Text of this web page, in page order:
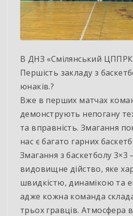
В ДНЗ «Смілянський
Першість закладу з
юнаків.?
Вже в перших матчах
демонструють непогану
та вправність. Змагання
нас є багато гарних
Змагання з баскетболу 3×3
видовищне дійство, яке
швидкістю, динамікою та
адже кожна команда
трьох гравців. Атмосфера